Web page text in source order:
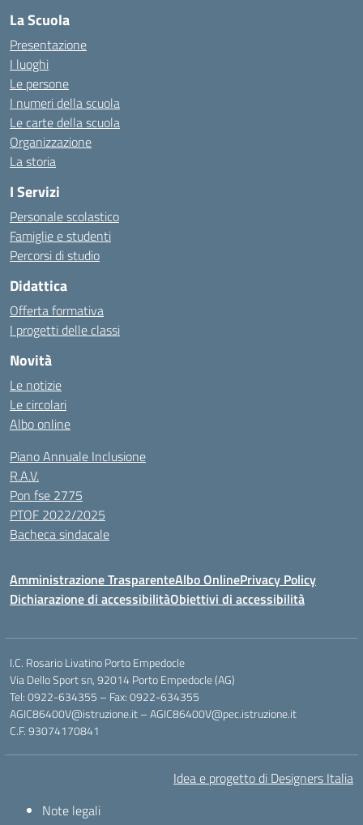
La Scuola
Presentazione
I luoghi
Le persone
I numeri della scuola
Le carte della scuola
Organizzazione
La storia
I Servizi
Personale scolastico
Famiglie e studenti
Percorsi di studio
Didattica
Offerta formativa
I progetti delle classi
Novità
Le notizie
Le circolari
Albo online
Piano Annuale Inclusione
R.A.V.
Pon fse 2775
PTOF 2022/2025
Bacheca sindacale
Amministrazione TrasparenteAlbo OnlinePrivacy Policy
Dichiarazione di accessibilitàObiettivi di accessibilità
I.C. Rosario Livatino Porto Empedocle
Via Dello Sport sn, 92014 Porto Empedocle (AG)
Tel: 0922-634355 – Fax: 0922-634355
AGIC86400V@istruzione.it–AGIC86400V@pec.istruzione.it
C.F. 93074170841
Idea e progetto di Designers Italia
Note legali